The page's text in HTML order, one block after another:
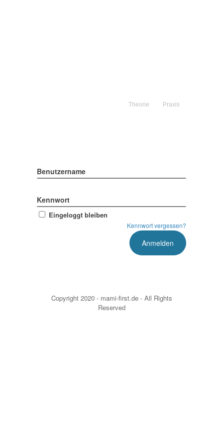
Theorie Praxis
Benutzername
Kennwort
Eingeloggt bleiben
Kennwort vergessen?
Copyright 2020 - mami-first.de - All Rights
Reserved